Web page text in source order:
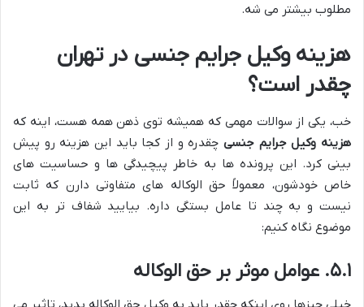
مطلوب بیشتر می شه.
هزینه وکیل جرایم جنسی در تهران
چقدر است؟
خب، یکی از سوالات مهمی که همیشه توی ذهن همه هست، اینه که
هزینه وکیل جرایم جنسی چقدره و از کجا باید این هزینه رو پیش
بینی کرد. این پرونده ها به خاطر پیچیدگی ها و حساسیت های
خاص خودشون، معمولاً حق الوکاله های متفاوتی دارن که ثابت
نیست و به چند تا عامل بستگی داره. بیایید شفاف تر به این
موضوع نگاه کنیم:
۵.۱. عوامل موثر بر حق الوکاله